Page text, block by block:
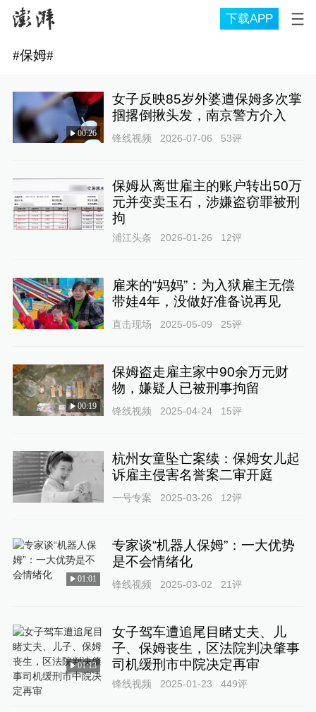
下载APP
#保姆#
00:26
女子反映85岁外婆遭保姆多次掌
掴撂倒揪头发，南京警方介入
锋线视频 2026-07-06 53评
保姆从离世雇主的账户转出50万
元并变卖玉石，涉嫌盗窃罪被刑
拘
浦江头条 2026-01-26 12评
雇来的“妈妈”：为入狱雇主无偿
带娃4年，没做好准备说再见
直击现场 2025-05-09 25评
00:19
保姆盗走雇主家中90余万元财
物，嫌疑人已被刑事拘留
锋线视频 2025-04-24 15评
杭州女童坠亡案续：保姆女儿起
诉雇主侵害名誉案二审开庭
一号专案 2025-03-26 12评
01:01
专家谈“机器人保姆”：一大优势
是不会情绪化
锋线视频 2025-03-02 21评
01:13
女子驾车遭追尾目睹丈夫、儿
子、保姆丧生，区法院判决肇事
司机缓刑市中院决定再审
锋线视频 2025-01-23 449评